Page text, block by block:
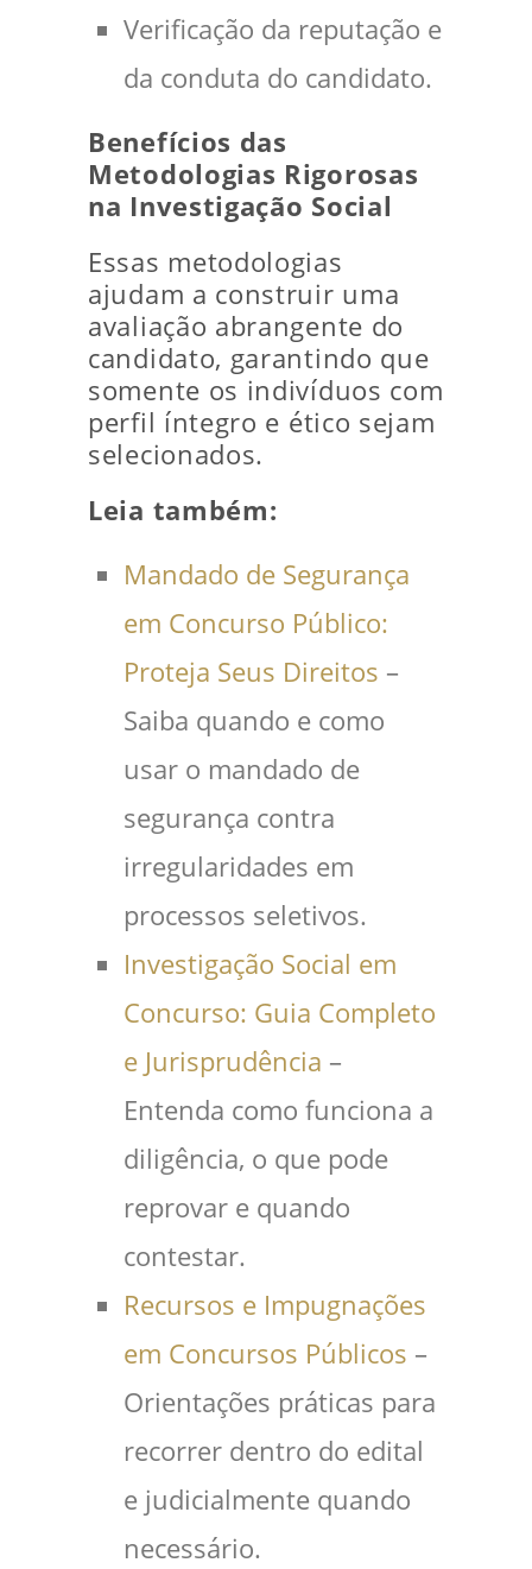
Verificação da reputação e
da conduta do candidato.
Benefícios das
Metodologias Rigorosas
na Investigação Social
Essas metodologias
ajudam a construir uma
avaliação abrangente do
candidato, garantindo que
somente os indivíduos com
perfil íntegro e ético sejam
selecionados.
Leia também:
Mandado de Segurança
em Concurso Público:
Proteja Seus Direitos –
Saiba quando e como
usar o mandado de
segurança contra
irregularidades em
processos seletivos.
Investigação Social em
Concurso: Guia Completo
e Jurisprudência –
Entenda como funciona a
diligência, o que pode
reprovar e quando
contestar.
Recursos e Impugnações
em Concursos Públicos –
Orientações práticas para
recorrer dentro do edital
e judicialmente quando
necessário.